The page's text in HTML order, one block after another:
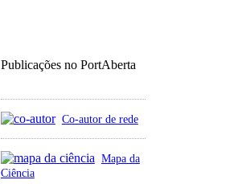
Publicações no PortAberta
Co-autor de rede
Mapa da
Ciência